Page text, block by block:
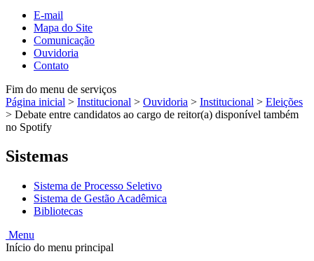
E-mail
Mapa do Site
Comunicação
Ouvidoria
Contato
Fim do menu de serviços
Página inicial > Institucional > Ouvidoria > Institucional > Eleições
> Debate entre candidatos ao cargo de reitor(a) disponível também
no Spotify
Sistemas
Sistema de Processo Seletivo
Sistema de Gestão Acadêmica
Bibliotecas
Menu
Início do menu principal